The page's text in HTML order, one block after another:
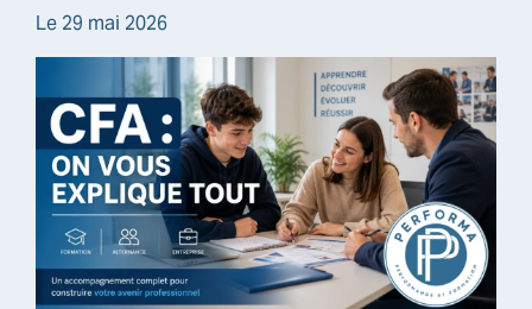
Le 29 mai 2026